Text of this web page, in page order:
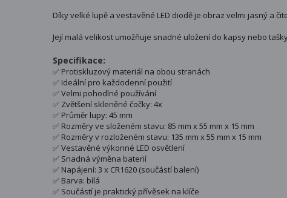
Díky velké lupě a vestavěné LED diodě je obraz velmi jasný a
Její malá velikost umožňuje snadné uložení do kapsy nebo
Specifikace:
✅ Protiskluzový materiál na obou stranách
✅ Ideální pro každodenní použití
✅ Velmi pohodlné používání
✅ Zvětšení skleněné čočky: 4x
✅ Průměr lupy: 45 mm
✅ Rozměry ve složeném stavu: 85 mm x 55 mm x 15 mm
✅ Rozměry v rozloženém stavu: 135 mm x 55 mm x 15 mm
✅ Vestavěné výkonné LED osvětlení
✅ Snadná výměna baterií
✅ Napájení: 3 x CR1620 (součástí balení)
✅ Barva: bílá
✅ Součástí je praktický přívěsek na klíče